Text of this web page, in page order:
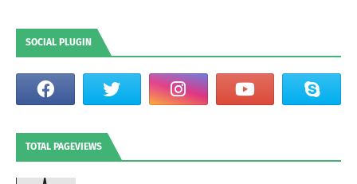
SOCIAL PLUGIN
TOTAL PAGEVIEWS